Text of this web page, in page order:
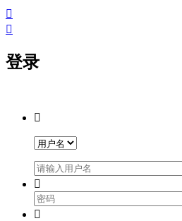


登录


